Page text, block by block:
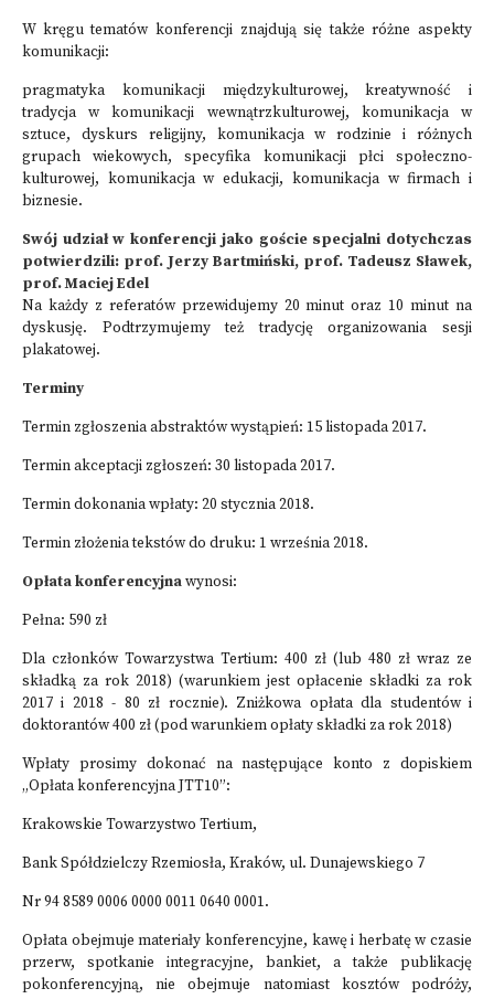
W kręgu tematów konferencji znajdują się także różne aspekty
komunikacji:
pragmatyka komunikacji międzykulturowej, kreatywność i
tradycja w komunikacji wewnątrzkulturowej, komunikacja w
sztuce, dyskurs religijny, komunikacja w rodzinie i różnych
grupach wiekowych, specyfika komunikacji płci społeczno-
kulturowej, komunikacja w edukacji, komunikacja w firmach i
biznesie.
Swój udział w konferencji jako goście specjalni dotychczas
potwierdzili: prof. Jerzy Bartmiński, prof. Tadeusz Sławek,
prof. Maciej Edel
Na każdy z referatów przewidujemy 20 minut oraz 10 minut na
dyskusję. Podtrzymujemy też tradycję organizowania sesji
plakatowej.
Terminy
Termin zgłoszenia abstraktów wystąpień: 15 listopada 2017.
Termin akceptacji zgłoszeń: 30 listopada 2017.
Termin dokonania wpłaty: 20 stycznia 2018.
Termin złożenia tekstów do druku: 1 września 2018.
Opłata konferencyjnawynosi:
Pełna: 590 zł
Dla członków Towarzystwa Tertium: 400 zł (lub 480 zł wraz ze
składką za rok 2018) (warunkiem jest opłacenie składki za rok
2017 i 2018 - 80 zł rocznie). Zniżkowa opłata dla studentów i
doktorantów 400 zł (pod warunkiem opłaty składki za rok 2018)
Wpłaty prosimy dokonać na następujące konto z dopiskiem
„Opłata konferencyjna JTT10”:
Krakowskie Towarzystwo Tertium,
Bank Spółdzielczy Rzemiosła, Kraków, ul. Dunajewskiego 7
Nr 94 8589 0006 0000 0011 0640 0001.
Opłata obejmuje materiały konferencyjne, kawę i herbatę w czasie
przerw, spotkanie integracyjne, bankiet, a także publikację
pokonferencyjną, nie obejmuje natomiast kosztów podróży,